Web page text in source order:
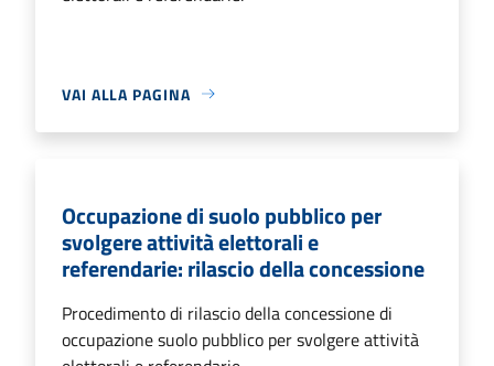
VAI ALLA PAGINA
Occupazione di suolo pubblico per
svolgere attività elettorali e
referendarie: rilascio della concessione
Procedimento di rilascio della concessione di
occupazione suolo pubblico per svolgere attività